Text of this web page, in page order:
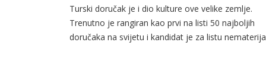
Turski doručak je i dio kulture ove velike zemlje.
Trenutno je rangiran kao prvi na listi 50 najboljih
doručaka na svijetu i kandidat je za listu